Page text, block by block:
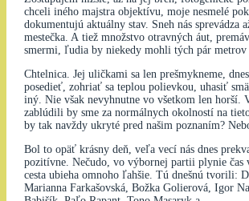
chceli iného majstra objektívu, moje nesmelé
dokumentujú aktuálny stav. Sneh nás sprevádza
mestečka. A tiež množstvo otravných áut,
smermi, ľudia by niekedy mohli tých pár metrov
Chtelnica. Jej uličkami sa len prešmykneme,
posedieť, zohriať sa teplou polievkou, uhasiť
iný. Nie však nevyhnutne vo všetkom len horší.
zablúdili by sme za normálnych okolností na
by tak navždy ukryté pred našim poznaním?
Bol to opäť krásny deň, veľa vecí nás dnes
pozitívne. Nečudo, vo výbornej partii plynie čas
cesta ubieha omnoho ľahšie. Tú dnešnú tvorili:
Marianna Farkašovská, Božka Golierová, Igor